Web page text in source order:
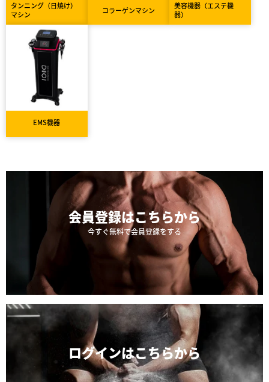
タンニング（日焼け）
マシン
コラーゲンマシン
美容機器（エステ機
器）
EMS機器
会員登録はこちらから
今すぐ無料で会員登録をする
ログインはこちらから